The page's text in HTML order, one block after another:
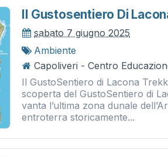
Il Gustosentiero Di
sabato 7 giugno 2025
Ambiente
Capoliveri - Centro
Il GustoSentiero di Lacona
scoperta del GustoSentiero di
vanta l’ultima zona dunale
entroterra storicamente...